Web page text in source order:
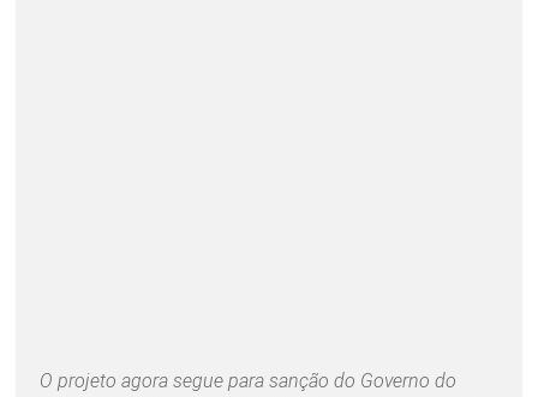
O projeto agora segue para sanção do Governo do